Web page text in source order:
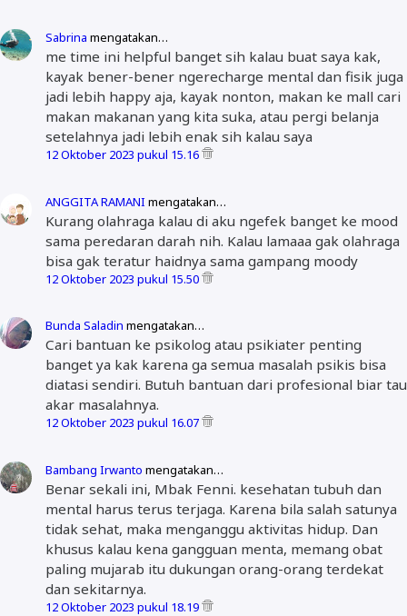
Sabrina mengatakan…
me time ini helpful banget sih kalau buat saya kak,
kayak bener-bener ngerecharge mental dan fisik juga
jadi lebih happy aja, kayak nonton, makan ke mall cari
makan makanan yang kita suka, atau pergi belanja
setelahnya jadi lebih enak sih kalau saya
12 Oktober 2023 pukul 15.16
ANGGITA RAMANI mengatakan…
Kurang olahraga kalau di aku ngefek banget ke mood
sama peredaran darah nih. Kalau lamaaa gak olahraga
bisa gak teratur haidnya sama gampang moody
12 Oktober 2023 pukul 15.50
Bunda Saladin mengatakan…
Cari bantuan ke psikolog atau psikiater penting
banget ya kak karena ga semua masalah psikis bisa
diatasi sendiri. Butuh bantuan dari profesional biar tau
akar masalahnya.
12 Oktober 2023 pukul 16.07
Bambang Irwanto mengatakan…
Benar sekali ini, Mbak Fenni. kesehatan tubuh dan
mental harus terus terjaga. Karena bila salah satunya
tidak sehat, maka menganggu aktivitas hidup. Dan
khusus kalau kena gangguan menta, memang obat
paling mujarab itu dukungan orang-orang terdekat
dan sekitarnya.
12 Oktober 2023 pukul 18.19